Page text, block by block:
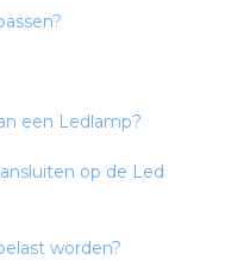
een Ledlamp?
op de Led
worden?